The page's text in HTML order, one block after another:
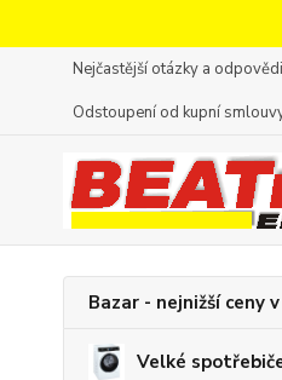
Nejčastější otázky a odpovědi
Odstoupení od kupní
Bazar - nejnižší ceny v
Velké